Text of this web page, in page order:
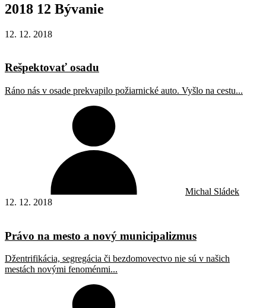
2018 12 Bývanie
12. 12. 2018
Rešpektovať osadu
Ráno nás v osade prekvapilo požiarnické auto. Vyšlo na cestu...
Michal Sládek
12. 12. 2018
Právo na mesto a nový municipalizmus
Džentrifikácia, segregácia či bezdomovectvo nie sú v našich
mestách novými fenoménmi...